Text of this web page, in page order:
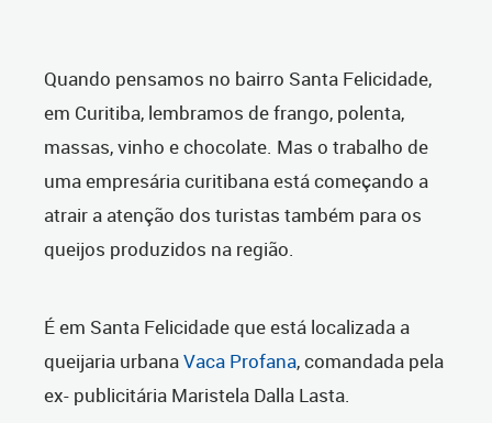
Quando pensamos no bairro Santa Felicidade,
em Curitiba, lembramos de frango, polenta,
massas, vinho e chocolate. Mas o trabalho de
uma empresária curitibana está começando a
atrair a atenção dos turistas também para os
queijos produzidos na região.
É em Santa Felicidade que está localizada a
queijaria urbanaVaca Profana, comandada pela
ex- publicitária Maristela Dalla Lasta.